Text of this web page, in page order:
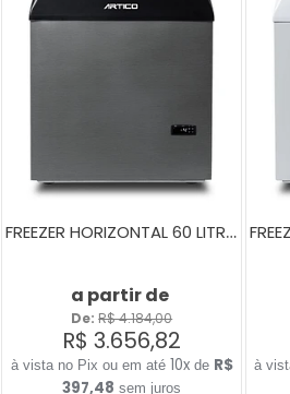
FREEZER HORIZONTAL 60 LITROS FH80C ESCOVADO
a partir de
De: R$ 4.184,00
R$ 3.656,82
10xde R$
397,48 sem juros